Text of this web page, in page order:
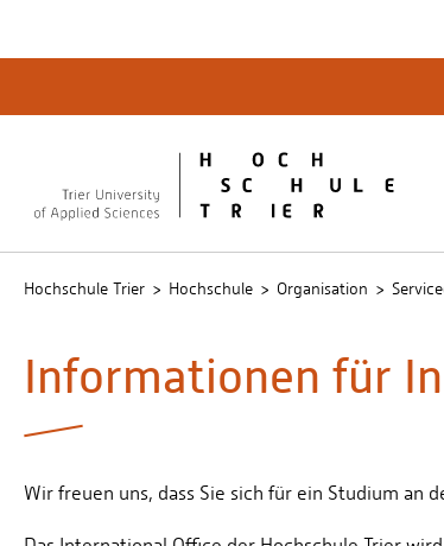
Hochschule Trier Hochschule Organisation
Informationen für
Wir freuen uns, dass Sie sich für ein Studium an